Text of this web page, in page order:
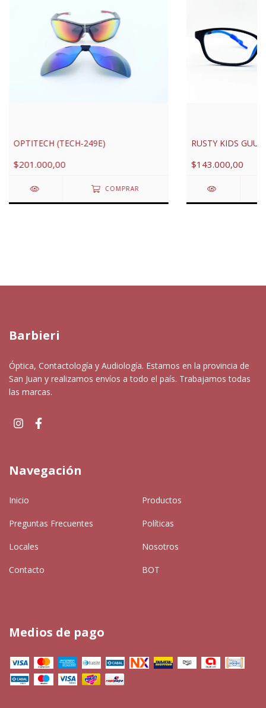
OPTITECH (TECH-249E)
$201.000,00
COMPRAR
RUSTY KIDS
$143.000,00
Barbieri
Óptica, Contactología y Audiología. Estamos en la provincia de
San Juan y realizamos envíos a todo el país. Trabajamos todas
las marcas.
Navegación
Inicio Productos
Preguntas Frecuentes Políticas
Locales Nosotros
Contacto BOT
Medios de pago